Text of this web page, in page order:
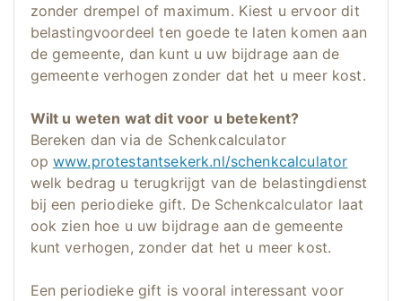
zonder drempel of maximum. Kiest u ervoor dit
belastingvoordeel ten goede te laten komen aan
de gemeente, dan kunt u uw bijdrage aan de
gemeente verhogen zonder dat het u meer kost.
Wilt u weten wat dit voor u betekent?
Bereken dan via de Schenkcalculator
op www.protestantsekerk.nl/schenkcalculator
welk bedrag u terugkrijgt van de belastingdienst
bij een periodieke gift. De Schenkcalculator laat
ook zien hoe u uw bijdrage aan de gemeente
kunt verhogen, zonder dat het u meer kost.
Een periodieke gift is vooral interessant voor